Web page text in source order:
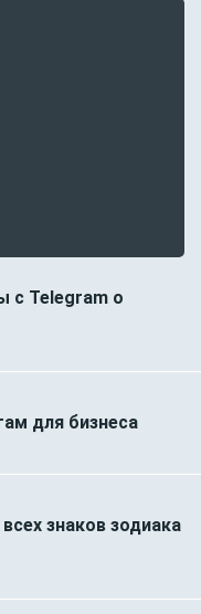
с Telegram о
для бизнеса
знаков зодиака